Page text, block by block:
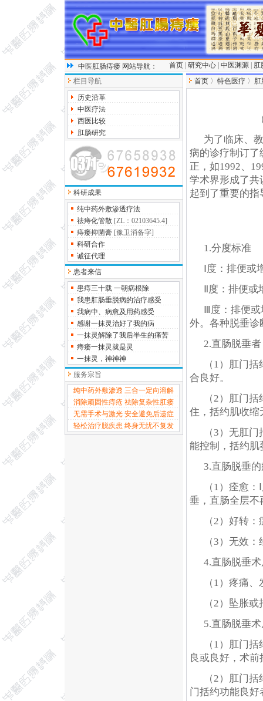
中医肛肠痔瘘 网站导航 ： 首页 研究中心 中医渊源
肛
栏目导航
历史沿革
中医疗法
西医比较
肛肠研究
科研成果
纯中药外敷渗透疗法
祛痔化管散 [ZL：02103645.4]
痔瘘抑菌膏 [豫卫消备字]
科研合作
诚征代理
患者来信
患痔三十载 一朝病根除
我患肛肠垂脱病的治疗感受
我病中、病愈及用药感受
感谢一抹灵治好了我的病
一抹灵解除了我后半生的痛苦
痔瘘一抹灵就是灵
一抹灵，神神神
服务宗旨
纯中药外敷渗透 三合一定向溶解
消除顽固性痔疮 祛除复杂性肛瘘
无需手术与激光 安全避免后遗症
轻松治疗脱疾患 终身无忧不复发
首页 〉 特色医疗 〉 肛
为了临床、
病的诊疗制订了
正，如1992、
学术界形成了共
起到了重要的指
1.分度标准
Ⅰ度：排便或
Ⅱ度：排便或
Ⅲ度：排便或
外。各种脱垂诊
2.直肠脱垂
（1）肛门
合良好。
（2）肛门
住，括约肌收缩
（3）无肛
能控制，括约肌
3.直肠脱垂
（1）痊愈
垂，直肠全层不
（2）好转
（3）无效
4.直肠脱垂
（1）疼痛
（2）坠胀
5.直肠脱垂
（1）肛门
良或良好，术
（2）肛门
门括约功能良